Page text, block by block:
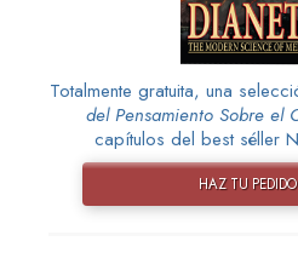
Totalmente gratuita, una
del Pensamiento Sobre el
capítulos del best séller
HAZ TU